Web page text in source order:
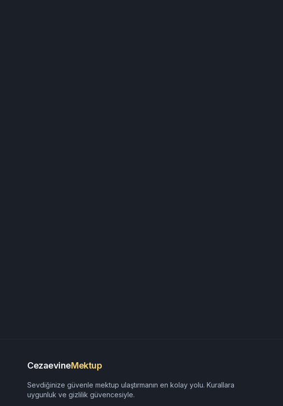
CezaevineMektup
Sevdiğinize güvenle mektup ulaştırmanın en kolay yolu. Kurallara
uygunluk ve gizlilik güvencesiyle.